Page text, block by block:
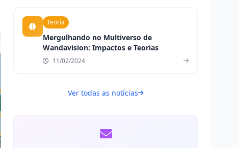
Teoria
Mergulhando no Multiverso de
Wandavision: Impactos e Teorias
11/02/2024
Ver todas as notícias